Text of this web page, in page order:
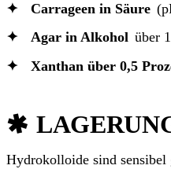
Carrageen in Säure
Agar in Alkohol über
Xanthan über 0,5
Hydrokolloide sind sensibel